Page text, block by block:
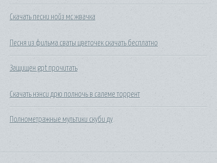
Скачать песни нойз мс жвачка
Песня из фильма сваты цветочек скачать бесплатно
Защищен gpt прочитать
Скачать нэнси дрю полночь в салеме торрент
Полнометражные мультики скуби ду